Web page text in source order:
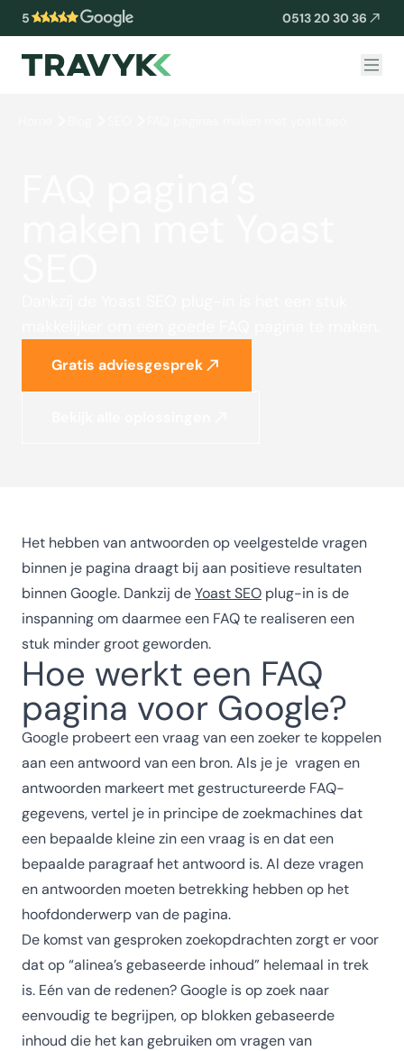
5 0513 20 30 36
Gratis adviesgesprek
Het hebben van antwoorden op veelgestelde vragen
binnen je pagina draagt bij aan positieve resultaten
binnen Google. Dankzij deYoast SEO plug-in is de
inspanning om daarmee een FAQ te realiseren een
stuk minder groot geworden.
Hoe werkt een FAQ
pagina voor Google?
Google probeert een vraag van een zoeker te koppelen
aan een antwoord van een bron. Als je je vragen en
antwoorden markeert met gestructureerde FAQ-
gegevens, vertel je in principe de zoekmachines dat
een bepaalde kleine zin een vraag is en dat een
bepaalde paragraaf het antwoord is. Al deze vragen
en antwoorden moeten betrekking hebben op het
hoofdonderwerp van de pagina.
De komst van gesproken zoekopdrachten zorgt er voor
dat op “alinea’s gebaseerde inhoud” helemaal in trek
is. Eén van de redenen? Google is op zoek naar
eenvoudig te begrijpen, op blokken gebaseerde
inhoud die het kan gebruiken om vragen van